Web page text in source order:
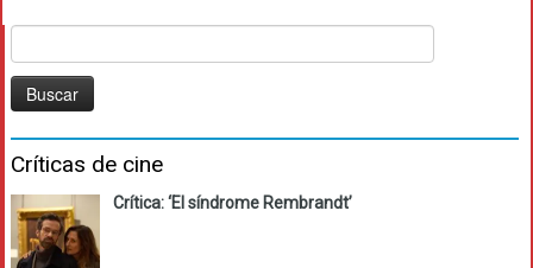
Críticas de cine
Crítica: ‘El síndrome Rembrandt’